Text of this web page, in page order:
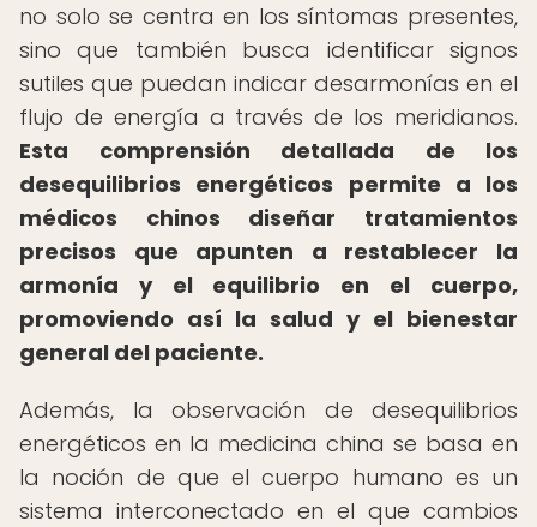
no solo se centra en los síntomas presentes,
sino que también busca identificar signos
sutiles que puedan indicar desarmonías en el
flujo de energía a través de los meridianos.
Esta comprensión detallada de los
desequilibrios energéticos permite a los
médicos chinos diseñar tratamientos
precisos que apunten a restablecer la
armonía y el equilibrio en el cuerpo,
promoviendo así la salud y el bienestar
general del paciente.
Además, la observación de desequilibrios
energéticos en la medicina china se basa en
la noción de que el cuerpo humano es un
sistema interconectado en el que cambios